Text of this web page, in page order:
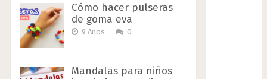
Cómo hacer pulseras
de goma eva
9 Años 0
Mandalas para niños